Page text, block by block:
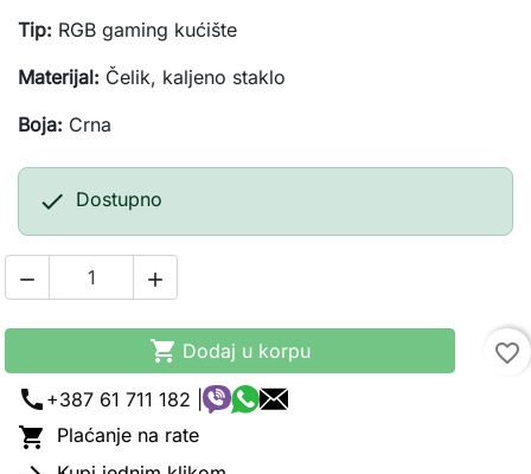
Tip: RGB gaming kućište
Materijal: Čelik, kaljeno staklo
Boja: Crna
 Dostupno
 
 Dodaj u korpu
favorite_border
call +387 61 711 182 |
 Plaćanje na rate